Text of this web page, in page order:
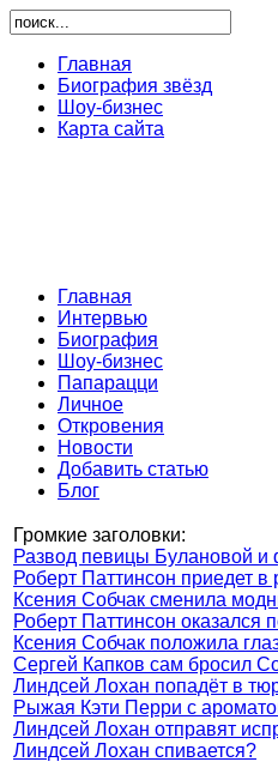
Главная
Биография звёзд
Шоу-бизнес
Карта сайта
Главная
Интервью
Биография
Шоу-бизнес
Папарацци
Личное
Откровения
Новости
Добавить статью
Блог
Громкие заголовки:
Развод певицы Булановой и
Роберт Паттинсон приедет в
Ксения Собчак сменила
Роберт Паттинсон оказался
Ксения Собчак положила
Сергей Капков сам бросил
Линдсей Лохан попадёт в
Рыжая Кэти Перри с
Линдсей Лохан отправят
Линдсей Лохан спивается?